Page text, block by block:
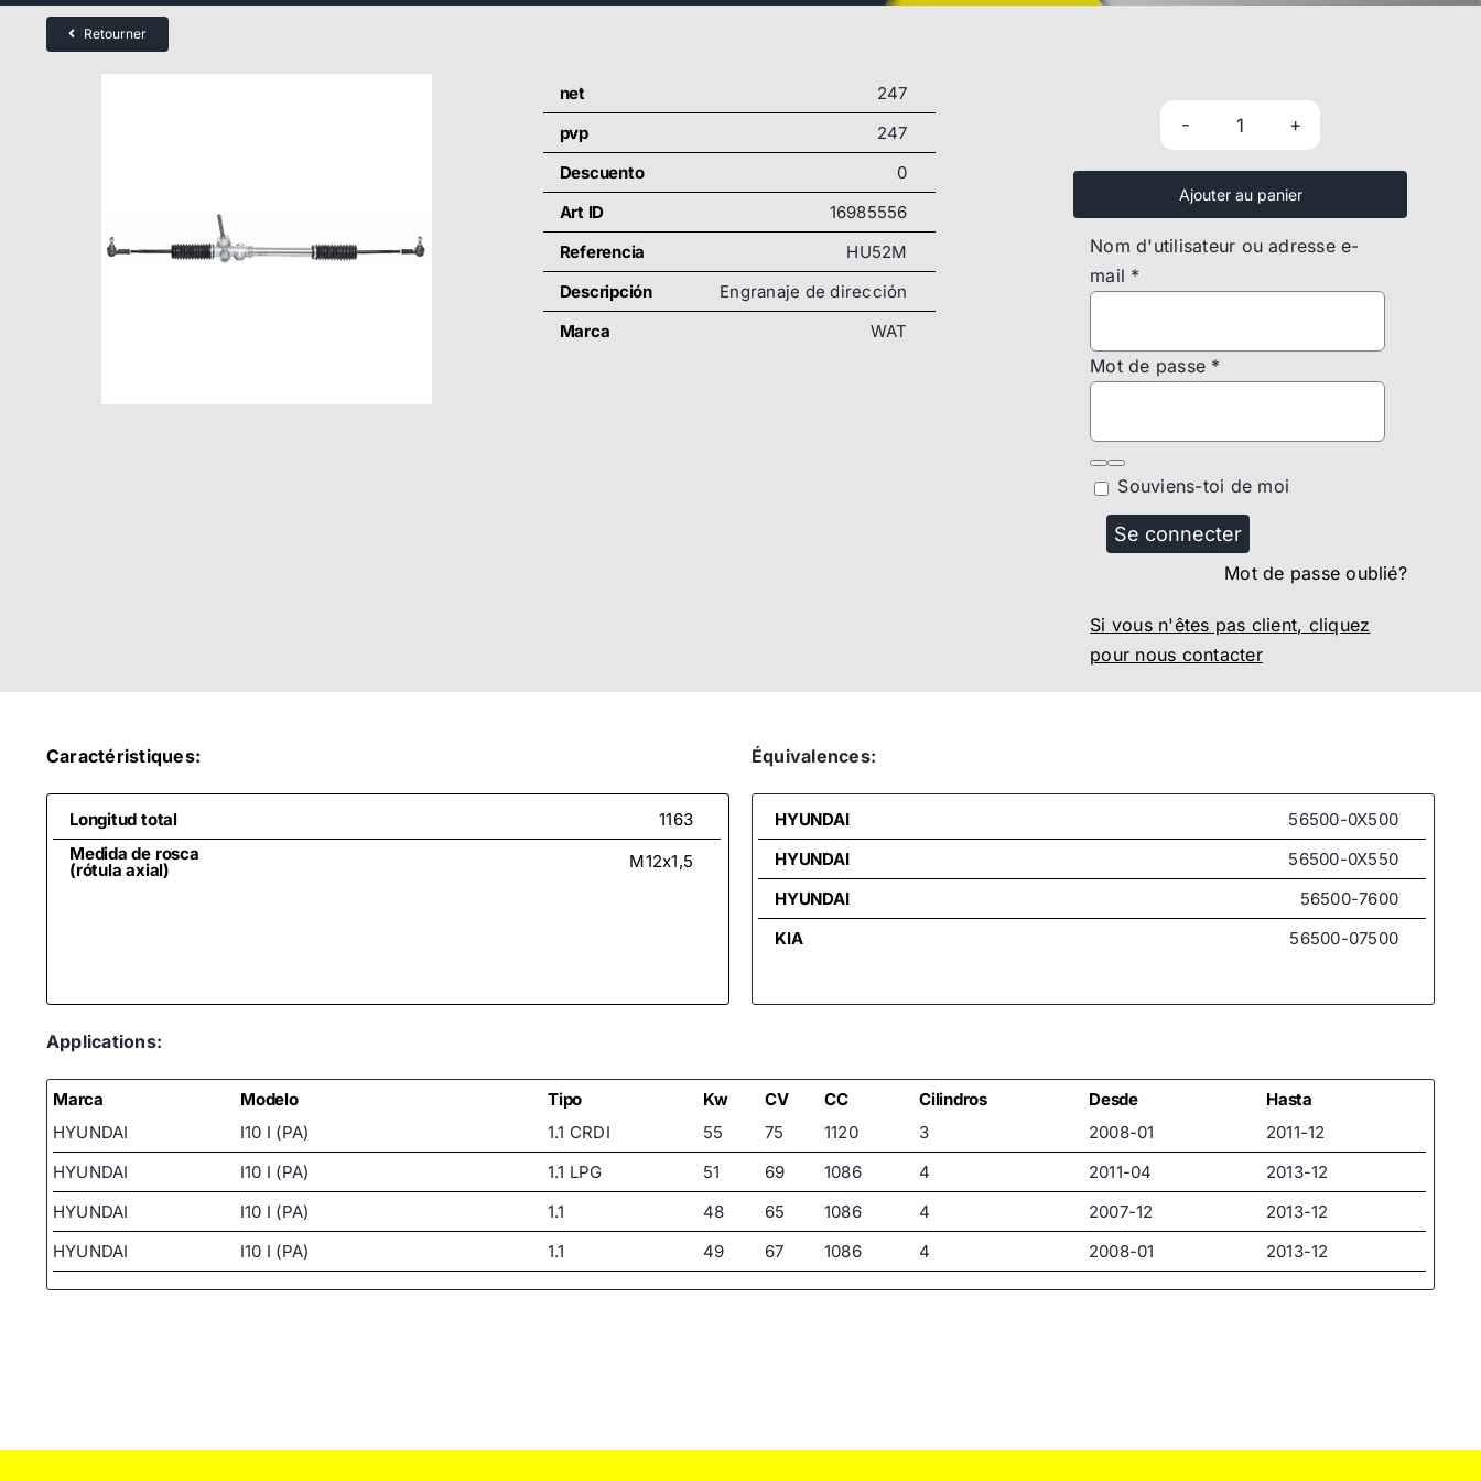
Retourner
net
247
pvp
247
Descuento
0
Art ID
16985556
Referencia
HU52M
Descripción
Engranaje de dirección
Marca
WAT
quantité
de
Engranaje
-
Ajouter au panier
Nom d'utilisateur ou adresse e-
mail *
Mot de passe *
Souviens-toi de moi
Se connecter
Mot de passe oublié?
Si vous n'êtes pas client, cliquez
pour nous contacter
Caractéristiques:
Longitud total
1163
Medida de rosca
(rótula axial) M12x1,5
Équivalences:
HYUNDAI
56500-0X500
HYUNDAI
56500-0X550
HYUNDAI
56500-7600
KIA
56500-07500
Applications:
Marca Modelo Tipo Kw CV CC Cilindros Desde
Hasta
HYUNDAI
I10 I (PA) 1.1 CRDI 55 75 1120 3 2008-01
2011-12
HYUNDAI
I10 I (PA) 1.1 LPG 51 69 1086 4 2011-04
2013-12
HYUNDAI
I10 I (PA) 1.1 48 65 1086 4 2007-12
2013-12
HYUNDAI
I10 I (PA) 1.1 49 67 1086 4 2008-01
2013-12
HYUNDAI
I10 I (PA) 1.1 51 69 1086 4 2011-04
2013-12
KIA
PICANTO I (SA) 1.0 46 63 999 4 2007-09
2011-04